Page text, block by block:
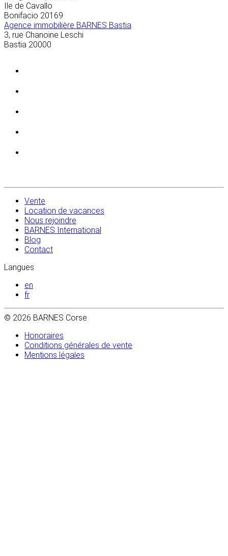
Ile de Cavallo
Bonifacio 20169
Agence immobilière BARNES Bastia
3, rue Chanoine Leschi
Bastia 20000
Vente
Location de vacances
Nous rejoindre
BARNES International
Blog
Contact
Langues
en
fr
© 2026 BARNES Corse
Honoraires
Conditions générales de vente
Mentions légales